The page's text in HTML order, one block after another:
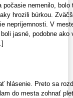
počasie nemenilo,
hrozili búrkou.
nepríjemnosti. V
jasné, podobne
hlásenie. Preto sa
do mesta zohnať